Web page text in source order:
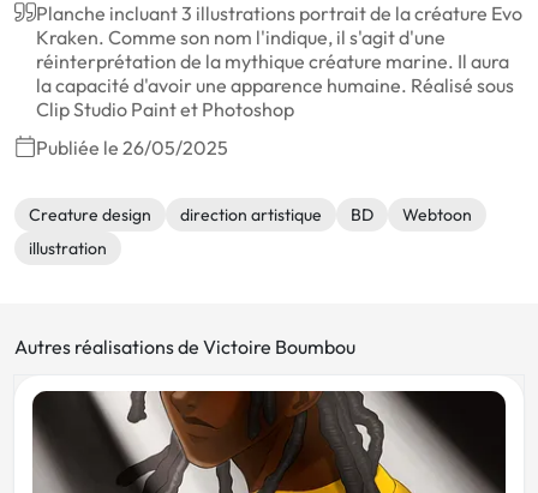
Planche incluant 3 illustrations portrait de la créature Evo
Kraken. Comme son nom l'indique, il s'agit d'une
réinterprétation de la mythique créature marine. Il aura
la capacité d'avoir une apparence humaine. Réalisé sous
Clip Studio Paint et Photoshop
Publiée le 26/05/2025
Creature design direction artistique BD
Webtoon
illustration
Autres réalisations de Victoire Boumbou